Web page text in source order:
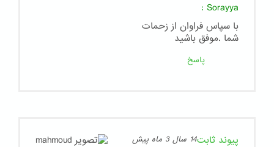
Sorayya
:
با سپاس فراوان از زحمات
شما .موفق باشید
پاسخ
پیوند ثابت14 سال 3 ماه پیش